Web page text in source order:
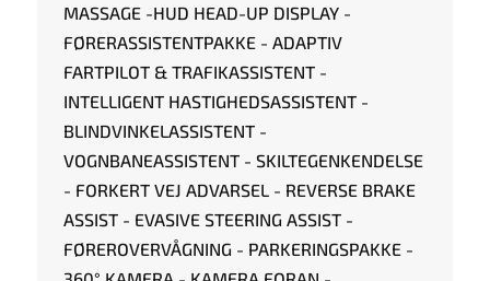
MASSAGE -HUD HEAD-UP DISPLAY -
FØRERASSISTENTPAKKE - ADAPTIV
FARTPILOT & TRAFIKASSISTENT -
INTELLIGENT HASTIGHEDSASSISTENT -
BLINDVINKELASSISTENT -
VOGNBANEASSISTENT - SKILTEGENKENDELSE
- FORKERT VEJ ADVARSEL - REVERSE BRAKE
ASSIST - EVASIVE STEERING ASSIST -
FØREROVERVÅGNING - PARKERINGSPAKKE -